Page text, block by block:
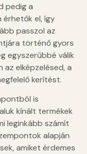
pedig a
érhetők el, így
passzol az
történő gyors
egyszerűbbé válik
az elképzelésed, a
kerítést.
is
kínált termékek
leginkább számít
alapján
amiket érdemes